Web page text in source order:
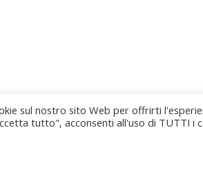
sul nostro sito Web per offrirti
tutto", acconsenti all'uso di TUTTI